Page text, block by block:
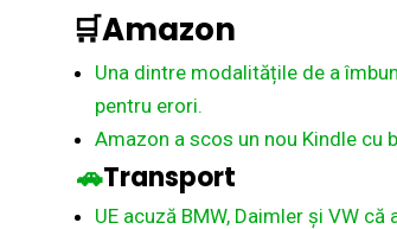
🛒Amazon
Una dintre modalitățile de a
pentru erori.
Amazon a scos un nou Kindle cu
🚗Transport
UE acuză BMW, Daimler și VW